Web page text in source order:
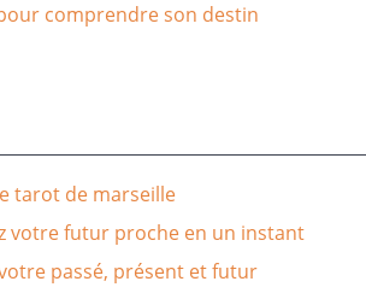
comprendre son destin
tarot de marseille
votre futur proche en un instant
passé, présent et futur